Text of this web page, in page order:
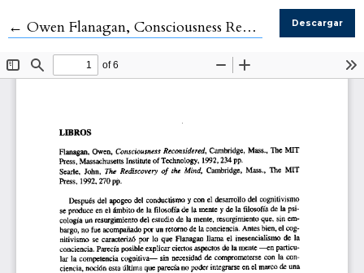
← Volver a los detalles del artículo
Owen Flanagan, Consciousness Reconsidered, Cambridge, The MIT Press, 1992, 234 pp. Descargar